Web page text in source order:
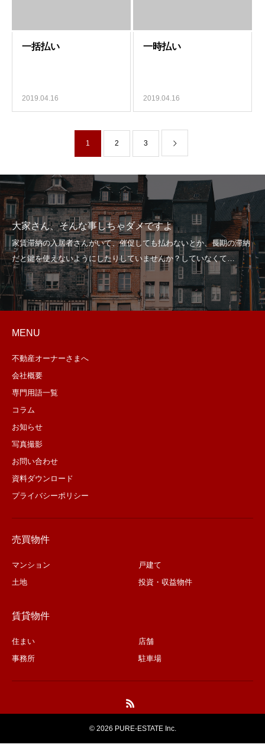
2019.04.16 2019.04.16
1 2 3
大家さん、そんな事しちゃダメですよ
MENU
不動産オーナーさまへ
会社概要
専門用語一覧
コラム
お知らせ
写真撮影
お問い合わせ
資料ダウンロード
プライバシーポリシー
売買物件
マンション
戸建て
土地
投資・収益物件
賃貸物件
住まい
店舗
事務所
駐車場
© 2026 PURE-ESTATE Inc.